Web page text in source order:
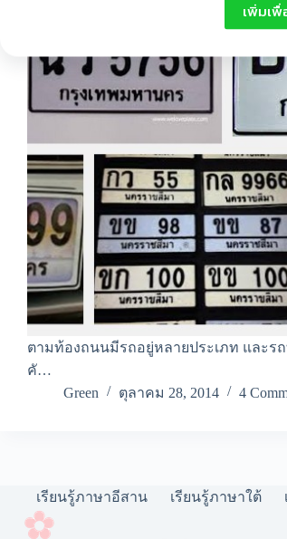
เพิ่มเ
ตามท้องถนนมีรถอยู่หลายประเภท และร
คั…
Green
ตุลาคม 28, 2014 4
เรียนรู้ภาษาอีสาน เรียนรู้ภาษาใต้